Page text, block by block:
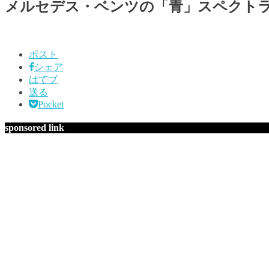
メルセデス・ベンツの「青」スペクト
ポスト
シェア
はてブ
送る
Pocket
sponsored link